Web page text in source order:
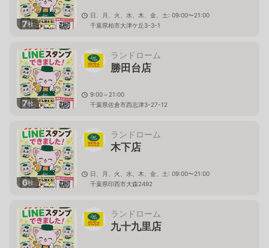
7枚
日、月、火、水、木、金、土: 09:00〜21:00
千葉県柏市大津ケ丘3-3-1
7枚
ランドローム
勝田台店
9:00～21:00
千葉県佐倉市西志津3-27-12
6枚
ランドローム
木下店
日、月、火、水、木、金、土: 09:00〜21:00
千葉県印西市大森2492
ランドローム
九十九里店